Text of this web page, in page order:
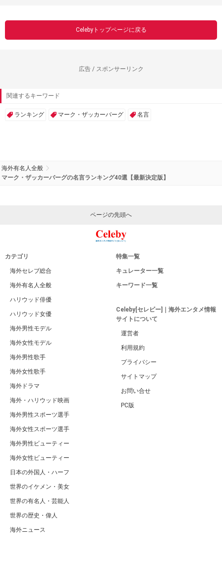
Celebyトップページに戻る
広告 / スポンサーリンク
関連するキーワード
ランキング マーク・ザッカーバーグ 名言
海外有名人全般
マーク・ザッカーバーグの名言ランキング40選【最新決定版】
ページの先頭へ
カテゴリ
海外セレブ総合
海外有名人全般
ハリウッド俳優
ハリウッド女優
海外男性モデル
海外女性モデル
海外男性歌手
海外女性歌手
海外ドラマ
海外・ハリウッド映画
海外男性スポーツ選手
海外女性スポーツ選手
海外男性ビューティー
海外女性ビューティー
日本の外国人・ハーフ
世界のイケメン・美女
世界の有名人・芸能人
世界の歴史・偉人
海外ニュース
特集一覧
キュレーター一覧
キーワード一覧
Celeby[セレビー]｜海外エンタメ情報
サイトについて
運営者
利用規約
プライバシー
サイトマップ
お問い合せ
PC版